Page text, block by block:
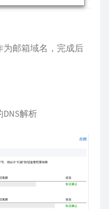
为邮箱域名，完成后
解析